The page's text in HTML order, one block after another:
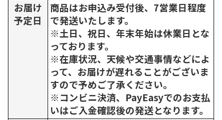
お届け
予定日
商品はお申込み受付後、7営業日程度
で発送いたします。
※土日、祝日、年末年始は休業日とな
っております。
※在庫状況、天候や交通事情などによ
って、お届けが遅れることがございま
すので予めご了承ください。
※コンビニ決済、PayEasyでのお支払
いはご入金確認後の発送となります。